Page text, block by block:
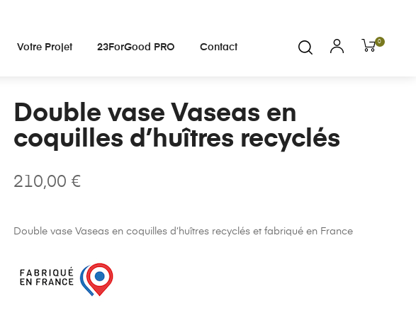
Votre Projet 23ForGood PRO Contact
0
Double vase Vaseas en
coquilles d’huîtres recyclés
210,00 €
Double vase Vaseas en coquilles d’huîtres recyclés et fabriqué en France